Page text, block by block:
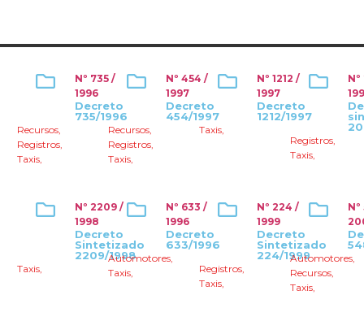
Nº 735 /
1996
Decreto
735/1996
Recursos,
Registros,
Taxis,
Nº 454 /
1997
Decreto
454/1997
Recursos,
Registros,
Taxis,
Nº 1212 /
1997
Decreto
1212/1997
Taxis,
Registros,
Taxis,
Nº 2209 /
1998
Decreto
Sintetizado
2209/1998
Taxis,
Nº 633 /
1996
Decreto
633/1996
Automotores,
Taxis,
Nº 224 /
1999
Decreto
Sintetizado
224/1999
Registros,
Taxis,
Automotores,
Recursos,
Taxis,